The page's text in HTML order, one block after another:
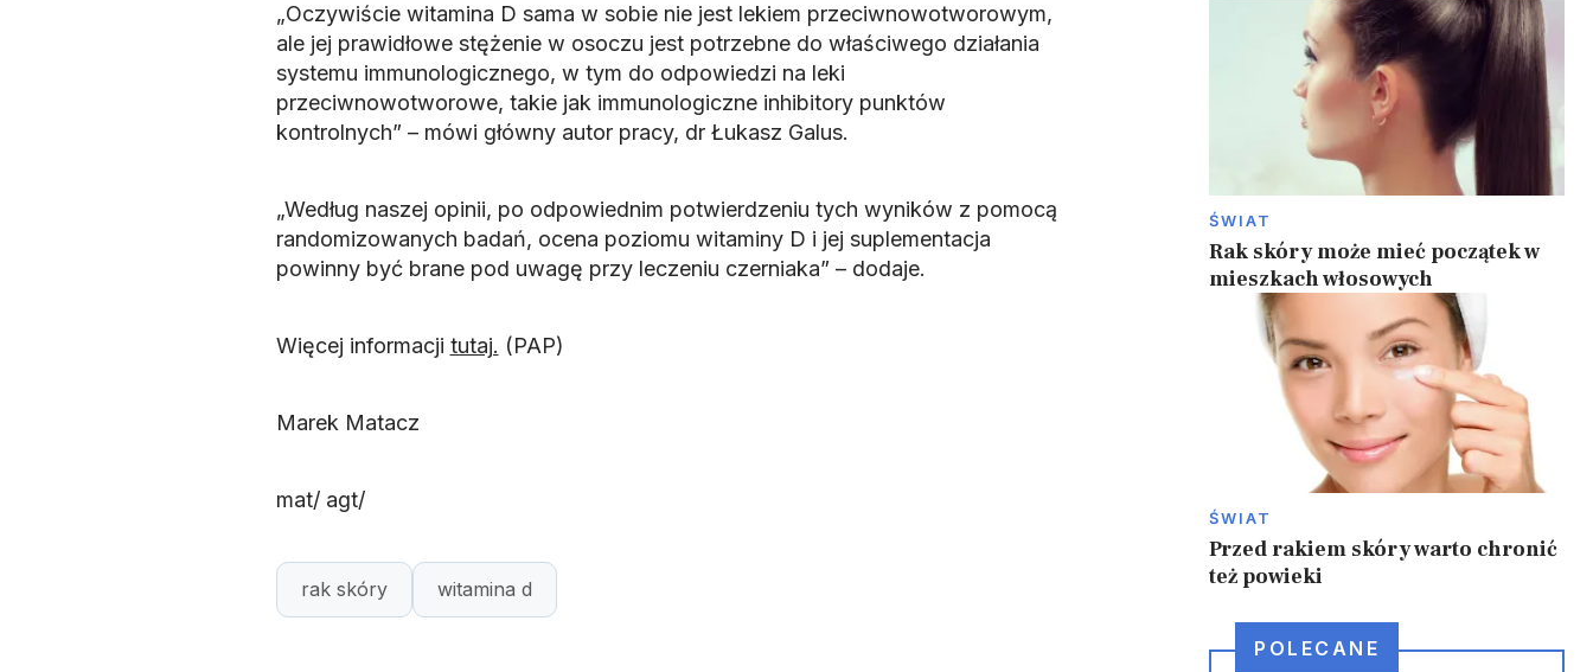
„Oczywiście witamina D sama w sobie nie jest lekiem przeciwnowotworowym,
ale jej prawidłowe stężenie w osoczu jest potrzebne do właściwego działania
systemu immunologicznego, w tym do odpowiedzi na leki
przeciwnowotworowe, takie jak immunologiczne inhibitory punktów
kontrolnych” – mówi główny autor pracy, dr Łukasz Galus.
„Według naszej opinii, po odpowiednim potwierdzeniu tych wyników z pomocą
randomizowanych badań, ocena poziomu witaminy D i jej suplementacja
powinny być brane pod uwagę przy leczeniu czerniaka” – dodaje.
Więcej informacji tutaj. (PAP)
Marek Matacz
mat/ agt/
rak skóry witamina d
ŚWIAT
Rak skóry może mieć początek w
mieszkach włosowych
ŚWIAT
Przed rakiem skóry warto chronić
też powieki
POLECANE